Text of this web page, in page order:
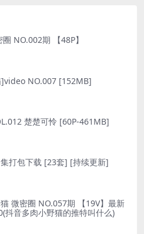
抖音 小蕉 微密圈 NO.002期 【48P】
NO.007 [152MB]
楚楚可怜 [60P-461MB]
打包下载 [23套] [持续更新]
微密圈 NO.057期 【19V】最新
抖音多肉小野猫的推特叫什么)